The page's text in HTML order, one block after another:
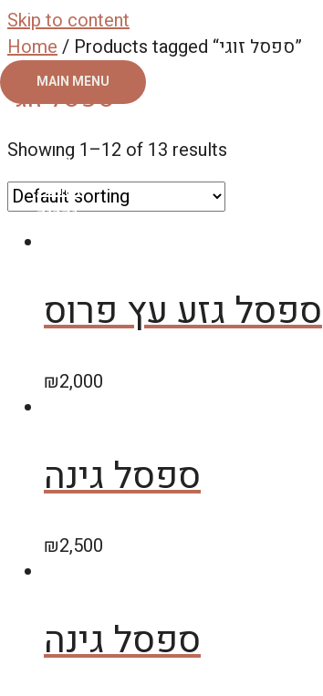
Skip to content
MAIN MENU
צור קשר
אודות
גלריה
Home / Products tagged “ספסל זוגי”
ספסל זוגי
Showing 1–12 of 13 results
ספסל גזע עץ פרוס
₪2,000
ספסל גינה
₪2,500
ספסל גינה